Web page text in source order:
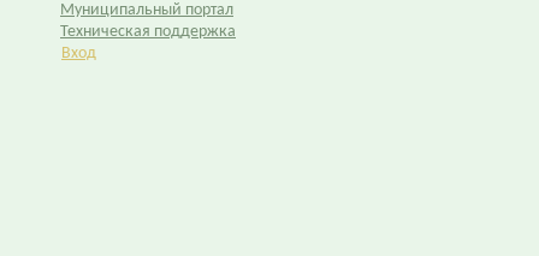
Муниципальный портал
Техническая поддержка
Вход